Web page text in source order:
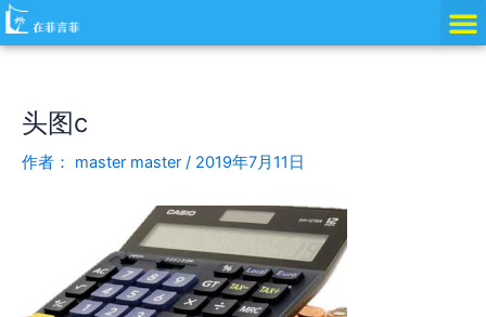
跳
至
头图c
作者： master master / 2019年7月11日
Post
navigation